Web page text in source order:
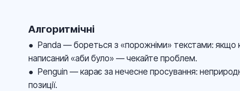
Алгоритмічні
● Panda — бореться з «порожніми» текстами: якщо
написаний «аби було» — чекайте проблем.
● Penguin — карає за нечесне просування:
позиції.